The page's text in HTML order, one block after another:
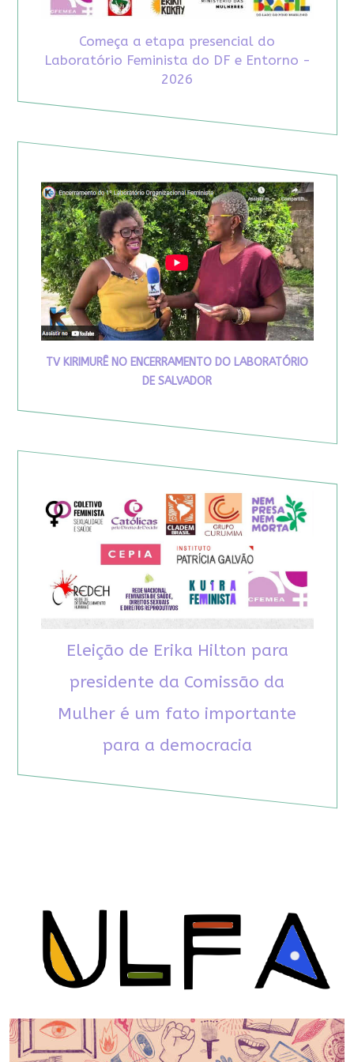
Começa a etapa presencial do
Laboratório Feminista do DF e Entorno -
2026
TV KIRIMURÊ NO ENCERRAMENTO DO LABORATÓRIO
DE SALVADOR
Eleição de Erika Hilton para
presidente da Comissão da
Mulher é um fato importante
para a democracia